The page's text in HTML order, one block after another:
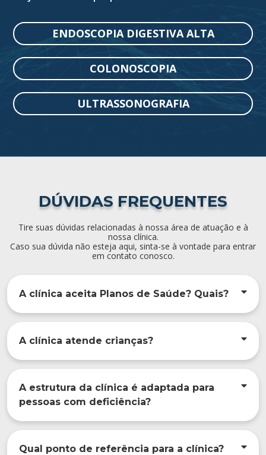
ENDOSCOPIA DIGESTIVA ALTA
COLONOSCOPIA
ULTRASSONOGRAFIA
DÚVIDAS FREQUENTES
Tire suas dúvidas relacionadas à nossa área de atuação e à
nossa clínica.
Caso sua dúvida não esteja aqui, sinta-se à vontade para entrar
em contato conosco.
A clínica aceita Planos de Saúde? Quais?
A clínica atende crianças?
A estrutura da clínica é adaptada para
pessoas com deficiência?
Qual ponto de referência para a clínica?